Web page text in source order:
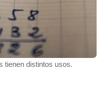
tienen distintos usos.